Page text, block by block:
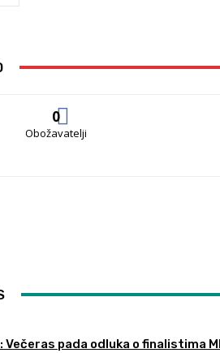
0
Obožavatelji
Večeras pada odluka o finalistima